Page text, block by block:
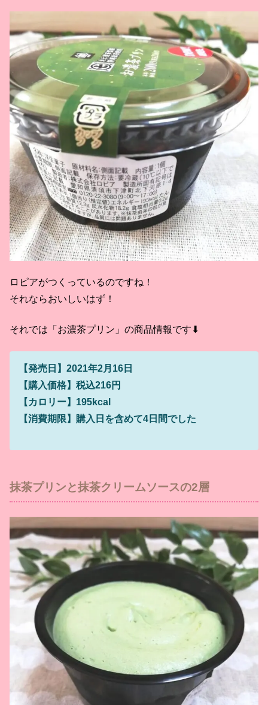
ロピアがつくっているのですね！
それならおいしいはず！
それでは「お濃茶プリン」の商品情報です⬇
【発売日】2021年2月16日
【購入価格】税込216円
【カロリー】195kcal
【消費期限】購入日を含めて4日間でした
抹茶プリンと抹茶クリームソースの2層